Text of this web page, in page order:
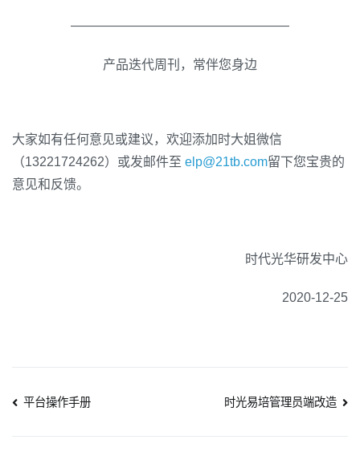
—————————————————
产品迭代周刊，常伴您身边
大家如有任何意见或建议，欢迎添加时大姐微信
（13221724262）或发邮件至 elp@21tb.com留下您宝贵的
意见和反馈。
时代光华研发中心
2020-12-25
文平台操作手册 时光易培管理员端改造